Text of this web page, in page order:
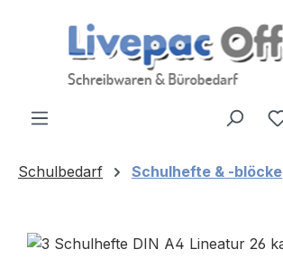
Zum Hauptinhalt springen
Schulbedarf Schulhefte & -blöcke
Bildergalerie überspringen